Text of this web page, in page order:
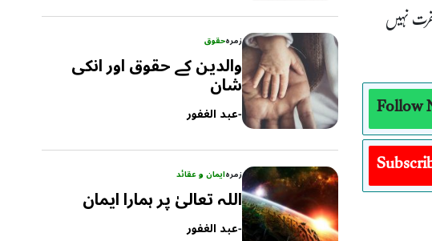
نہیں
Follow
زمرہحقوق
والدین کے حقوق اور انکی
شان
-عبد الغفور
زمرہایمان و عقائد
اللہ تعالیٰ پر ہمارا ایمان
-عبد الغفور